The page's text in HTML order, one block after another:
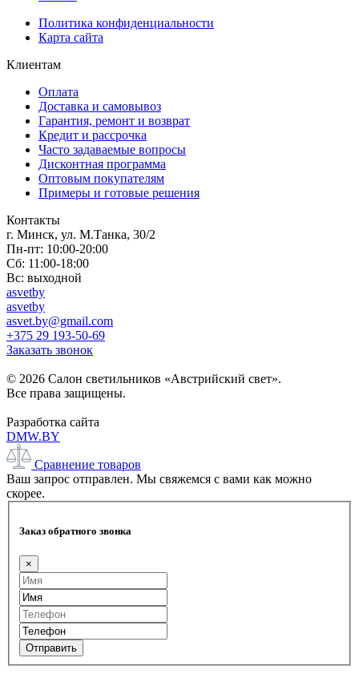
Политика конфиденциальности
Карта сайта
Клиентам
Оплата
Доставка и самовывоз
Гарантия, ремонт и возврат
Кредит и рассрочка
Часто задаваемые вопросы
Дисконтная программа
Оптовым покупателям
Примеры и готовые решения
Контакты
г. Минск, ул. М.Танка, 30/2
Пн-пт: 10:00-20:00
Сб: 11:00-18:00
Вс: выходной
asvetby
asvetby
asvet.by@gmail.com
+375 29 193-50-69
Заказать звонок
© 2026 Салон светильников «Австрийский свет».
Все права защищены.
Разработка сайта
DMW.BY
Сравнение товаров
Ваш запрос отправлен. Мы свяжемся с вами как можно
скорее.
Заказ обратного звонка
×
Отправить